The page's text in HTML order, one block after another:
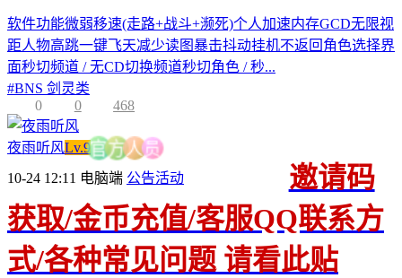
软件功能微弱移速(走路+战斗+濒死)个人加速内存GCD无限视
距人物高跳一键飞天减少读图暴击抖动挂机不返回角色选择界
面秒切频道 / 无CD切换频道秒切角色 / 秒...
#BNS 剑灵类
0
0 468
夜雨听风Lv.9官 方 人员
10-24 12:11 电脑端 公告活动
邀请码
获取/金币充值/客服QQ联系方
式/各种常见问题 请看此贴